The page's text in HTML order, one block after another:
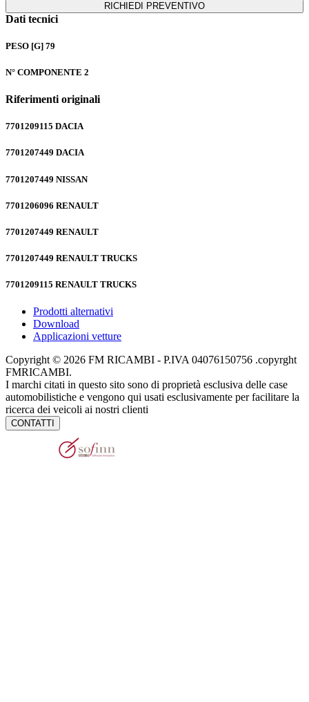
RICHIEDI PREVENTIVO
Dati tecnici
PESO [G] 79
N° COMPONENTE 2
Riferimenti originali
7701209115 DACIA
7701207449 DACIA
7701207449 NISSAN
7701206096 RENAULT
7701207449 RENAULT
7701207449 RENAULT TRUCKS
7701209115 RENAULT TRUCKS
Prodotti alternativi
Download
Applicazioni vetture
Copyright © 2026 FM RICAMBI - P.IVA 04076150756 .copyrght
FMRICAMBI.
I marchi citati in questo sito sono di proprietà esclusiva delle case
automobilistiche e vengono qui usati esclusivamente per facilitare la
ricerca dei veicoli ai nostri clienti
CONTATTI